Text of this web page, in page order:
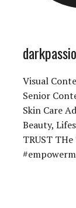
Visual
Senior
Skin Care
Beauty,
TRUST